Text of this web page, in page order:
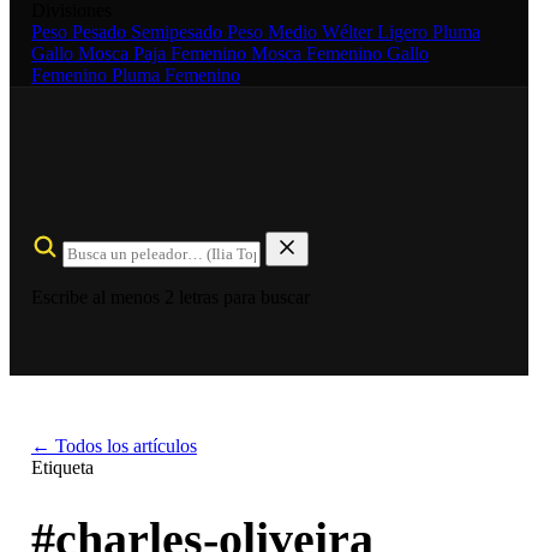
Peso Pesado Semipesado Peso Medio WélterLigero Pluma
Gallo Mosca Paja Femenino Mosca Femenino Gallo
Femenino Pluma Femenino
← Todos los artículos
Etiqueta
#charles-oliveira